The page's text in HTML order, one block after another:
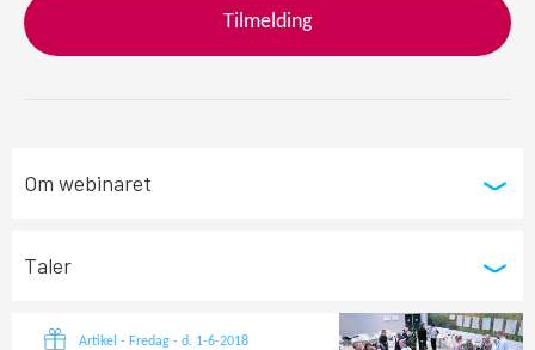
Tilmelding
Om webinaret
Taler
Artikel - Fredag - d. 1-6-2018